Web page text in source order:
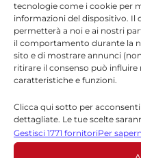
tecnologie come i cookie per
informazioni del dispositivo. Il
permetterà a noi e ai nostri
il comportamento durante la
sito e di mostrare annunci
ritirare il consenso può
caratteristiche e funzioni.
Clicca qui sotto per
dettagliate. Le tue scelte
sito. È possibile modificare le
compreso il ritiro del
Gestisci 1771 fornitoriPer
da giornalisti,
dell’informazione
offrire notizie,
accurati dedicati
politica, alla cronaca,
team dinamico e